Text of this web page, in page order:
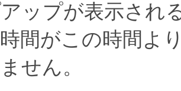
ップが表示され
間がこの時間よ
せん。